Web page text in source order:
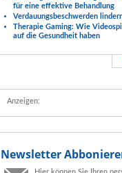
für eine effektive Behandlung
Verdauungsbeschwerden
Therapie Gaming: Wie
auf die Gesundheit haben
Anzeigen:
Newsletter